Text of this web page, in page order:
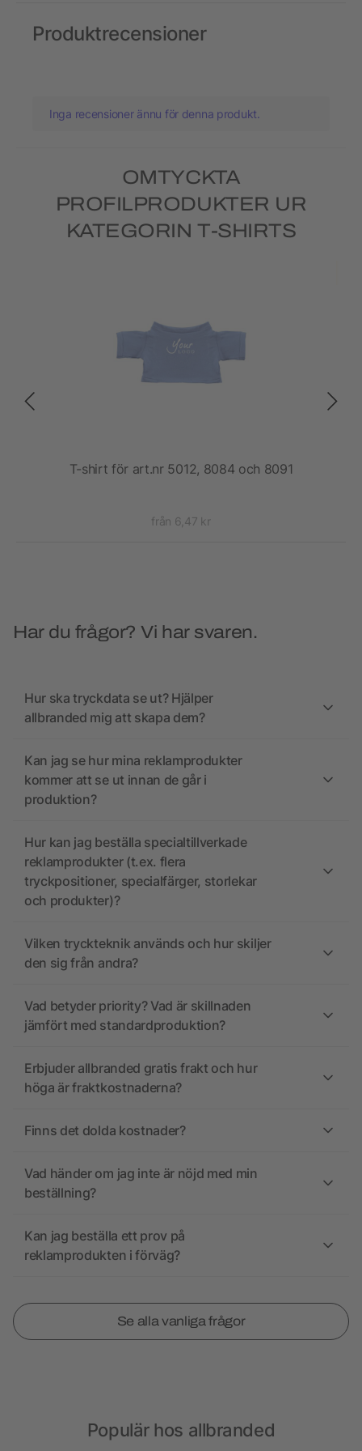
Produktrecensioner
Inga recensioner ännu för denna produkt.
OMTYCKTA
PROFILPRODUKTER UR
KATEGORIN T-SHIRTS
T-shirt för art.nr 5012, 8084 och 8091
från 6,47 kr
Har du frågor? Vi har svaren.
Hur ska tryckdata se ut? Hjälper
allbranded mig att skapa dem?
Kan jag se hur mina reklamprodukter
kommer att se ut innan de går i
produktion?
Hur kan jag beställa specialtillverkade
reklamprodukter (t.ex. flera
tryckpositioner, specialfärger, storlekar
och produkter)?
Vilken tryckteknik används och hur skiljer
den sig från andra?
Vad betyder priority? Vad är skillnaden
jämfört med standardproduktion?
Erbjuder allbranded gratis frakt och hur
höga är fraktkostnaderna?
Finns det dolda kostnader?
Vad händer om jag inte är nöjd med min
beställning?
Kan jag beställa ett prov på
reklamprodukten i förväg?
Se alla vanliga frågor
Populär hos allbranded